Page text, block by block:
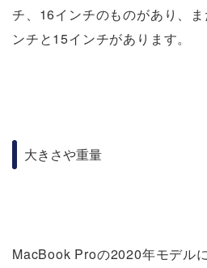
チ、16インチのものがあり、
ンチと15インチがあります。
大きさや重量
MacBook Proの2020年モデル